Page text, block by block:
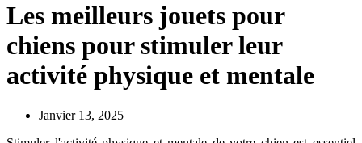
Les meilleurs jouets pour
chiens pour stimuler leur
activité physique et mentale
Janvier 13, 2025